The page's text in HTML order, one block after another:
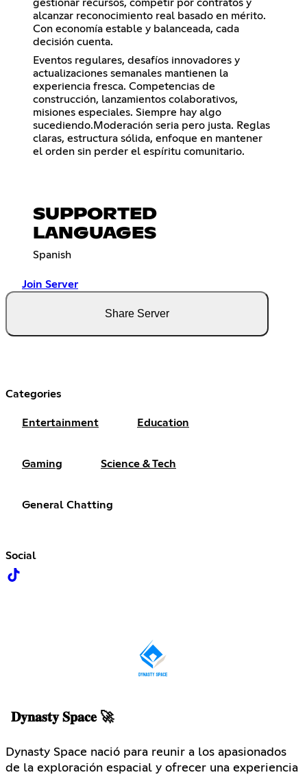
gestionar recursos, competir por contratos y
alcanzar reconocimiento real basado en mérito.
Con economía estable y balanceada, cada
decisión cuenta.
Eventos regulares, desafíos innovadores y
actualizaciones semanales mantienen la
experiencia fresca. Competencias de
construcción, lanzamientos colaborativos,
misiones especiales. Siempre hay algo
sucediendo.Moderación seria pero justa. Reglas
claras, estructura sólida, enfoque en mantener
el orden sin perder el espíritu comunitario.
SUPPORTED
LANGUAGES
Spanish
Join Server
Share Server
Categories
Entertainment Education
Gaming Science & Tech
General Chatting
Social
𝐃𝐲𝐧𝐚𝐬𝐭𝐲 𝐒𝐩𝐚𝐜𝐞 🚀
Dynasty Space nació para reunir a los apasionados
de la exploración espacial y ofrecer una experiencia